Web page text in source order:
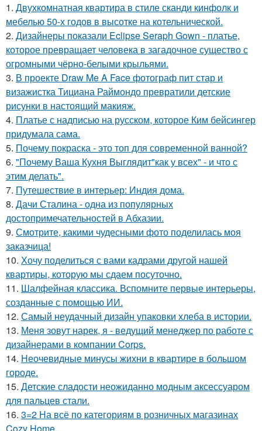
1. Двухкомнатная квартира в стиле сканди кинфолк и
мебелью 50-х годов в высотке на котельнической.
2. Дизайнеры показали Eclipse Seraph Gown - платье,
которое превращает человека в загадочное существо с
огромными чёрно-белыми крыльями.
3. В проекте Draw Me A Face фотограф пит стар и
визажистка Тициана Раймондо превратили детские
рисунки в настоящий макияж.
4. Платье с надписью на русском, которое Ким бейсингер
придумала сама.
5. Почему покраска - это топ для современной ванной?
6. "Почему Ваша Кухня Выглядит"как у всех" - и что с
этим делать".
7. Путешествие в интерьер: Индия дома.
8. Дачи Сталина - одна из популярных
достопримечательностей в Абхазии.
9. Смотрите, какими чудесными фото поделилась моя
заказчица!
10. Хочу поделиться с вами кадрами другой нашей
квартиры, которую мы сдаем посуточно.
11. Шалфейная классика. Вспомните первые интерьеры,
созданные с помощью ИИ.
12. Самый неудачный дизайн упаковки хлеба в истории.
13. Меня зовут нарек, я - ведущий менеджер по работе с
дизайнерами в компании Corps.
14. Неочевидные минусы жихни в квартире в большом
городе.
15. Детские сладости неожиданно модным аксессуаром
для пальцев стали.
16. 3=2 На всё по категориям в розничных магазинах